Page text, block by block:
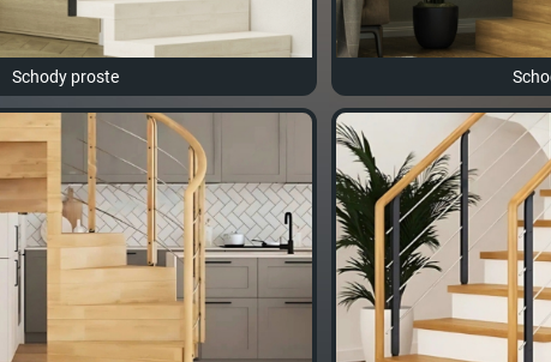
Schody proste